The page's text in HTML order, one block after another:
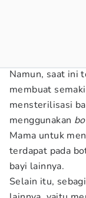
Namun, saat ini
membuat
mensterilisasi
menggunakan
Mama untuk
terdapat pada
bayi lainnya.
Selain itu,